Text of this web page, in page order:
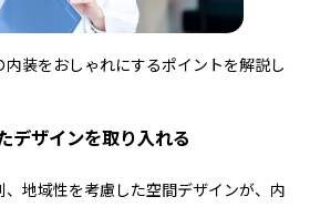
装をおしゃれにするポイントを解説し
デザインを取り入れる
地域性を考慮した空間デザインが、内